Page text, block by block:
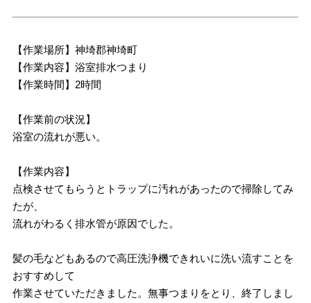
【作業場所】神埼郡神埼町
【作業内容】浴室排水つまり
【作業時間】2時間
【作業前の状況】
浴室の流れが悪い。
【作業内容】
点検させてもらうとトラップに汚れがあったので掃除してみ
たが、
流れがわるく排水管が原因でした。
髪の毛などもあるので高圧洗浄機できれいに洗い流すことを
おすすめして
作業させていただきました。無事つまりをとり、終了しまし